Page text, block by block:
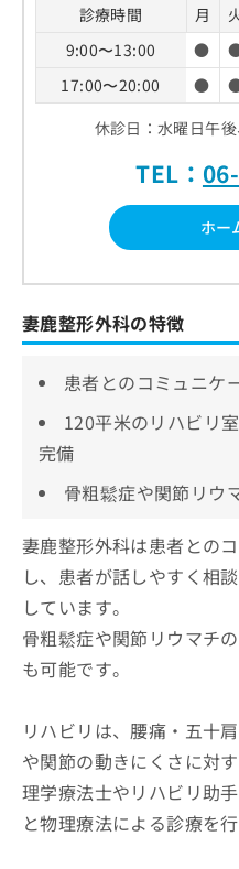
診療時間 月
9:00〜13:00
●
17:00〜20:00
●
休診日：水曜日午
TEL：
ホー
妻鹿整形外科の特徴
患者とのコミュニケ
120平米のリハビリ
完備
骨粗鬆症や関節リウ
妻鹿整形外科は患者との
し、患者が話しやすく相
しています。
骨粗鬆症や関節リウマチ
も可能です。
リハビリは、腰痛・五十
や関節の動きにくさに対
理学療法士やリハビリ助
と物理療法による診療を